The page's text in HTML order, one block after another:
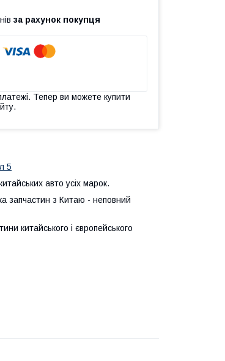
за рахунок покупця
Тепер ви можете купити
5
авто усіх марок.
запчастин з Китаю - неповний
китайського і європейського